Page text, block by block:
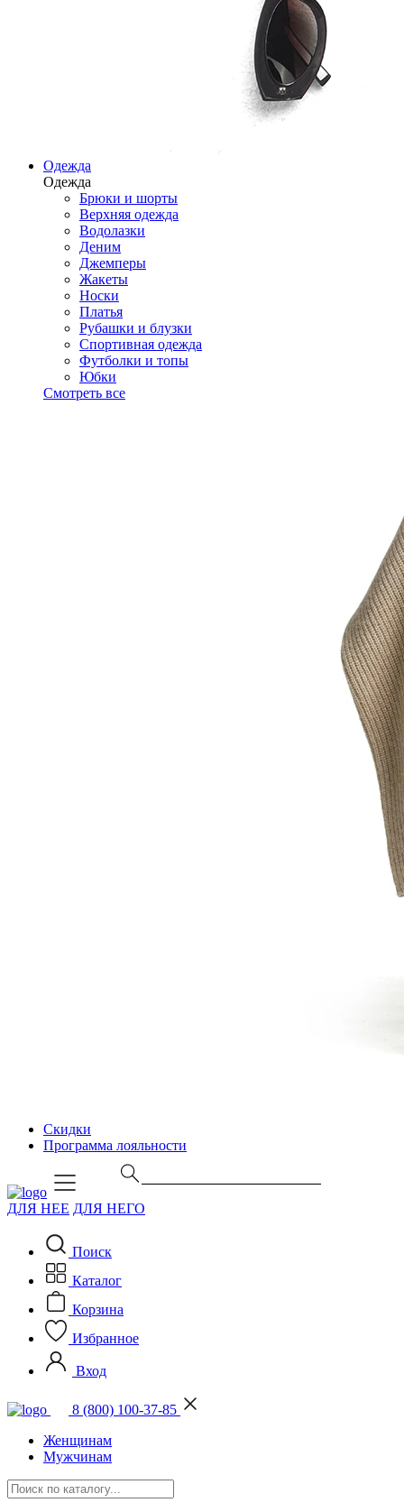
Одежда
Одежда
Брюки и шорты
Верхняя одежда
Водолазки
Деним
Джемперы
Жакеты
Носки
Платья
Рубашки и блузки
Спортивная одежда
Футболки и топы
Юбки
Смотреть все
Скидки
Программа лояльности
ДЛЯ НЕЕ ДЛЯ НЕГО
Поиск
Каталог
Корзина
Избранное
Вход
8 (800) 100-37-85
Женщинам
Мужчинам